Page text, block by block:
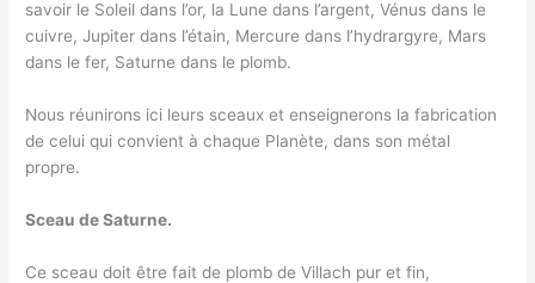
savoir le Soleil dans l’or, la Lune dans l’argent, Vénus dans le
cuivre, Jupiter dans l’étain, Mercure dans l’hydrargyre, Mars
dans le fer, Saturne dans le plomb.
Nous réunirons ici leurs sceaux et enseignerons la fabrication
de celui qui convient à chaque Planète, dans son métal
propre.
Sceau de Saturne.
Ce sceau doit être fait de plomb de Villach pur et fin,